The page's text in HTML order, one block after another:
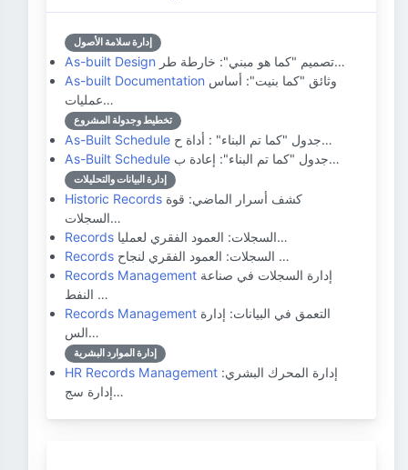
إدارة سلامة الأصول
As-built Design
تصميم "كما هو مبني": خارطة طر…
As-built Documentation
عمليات…
تخطيط وجدولة المشروع
As-Built Schedule
جدول "كما تم البناء" : أداة ح…
As-Built Schedule
جدول "كما تم البناء": إعادة ب…
إدارة البيانات والتحليلات
Historic Records
السجلات…
Records
السجلات: العمود الفقري لعمليا…
Records
السجلات: العمود الفقري لنجاح …
Records Management
النفط …
Records Management
الس…
إدارة الموارد البشرية
HR Records Management
إدارة سج…